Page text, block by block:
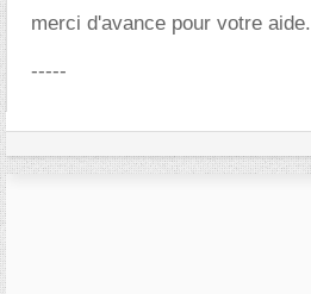
merci d'avance pour votre aide.
-----